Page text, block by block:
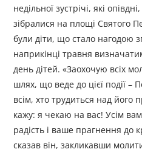
недільної зустрічі, які
зібралися на площі Святого
були діти, що стало нагодою
наприкінці травня
день дітей. «Заохочую всіх
шлях, що веде до цієї події –
всім, хто трудиться над його
кажу: я чекаю на вас! Усім
радість і ваше прагнення до
сказав він, закликавши